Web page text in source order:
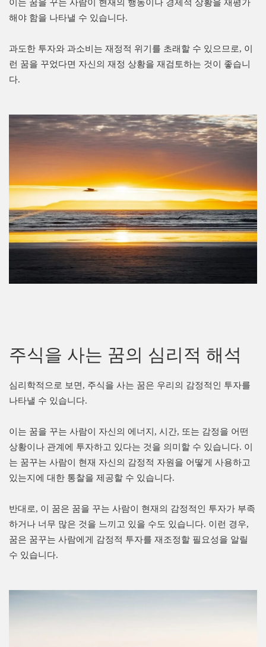
이는 꿈을 꾸는 사람이 현재의 행동이나 경제적 상황을 재평가
해야 함을 나타낼 수 있습니다.
과도한 투자와 과소비는 재정적 위기를 초래할 수 있으므로, 이
런 꿈을 꾸었다면 자신의 재정 상황을 재검토하는 것이 좋습니
다.
주식을 사는 꿈의 심리적 해석
심리학적으로 보면, 주식을 사는 꿈은 우리의 감정적인 투자를
나타낼 수 있습니다.
이는 꿈을 꾸는 사람이 자신의 에너지, 시간, 또는 감정을 어떤
상황이나 관계에 투자하고 있다는 것을 의미할 수 있습니다. 이
는 꿈꾸는 사람이 현재 자신의 감정적 자원을 어떻게 사용하고
있는지에 대한 통찰을 제공할 수 있습니다.
반대로, 이 꿈은 꿈을 꾸는 사람이 현재의 감정적인 투자가 부족
하거나 너무 많은 것을 느끼고 있을 수도 있습니다. 이런 경우,
꿈은 꿈꾸는 사람에게 감정적 투자를 재조정할 필요성을 알릴
수 있습니다.